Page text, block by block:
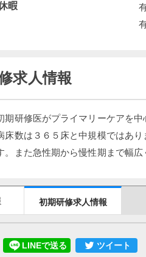
暇
求人情報
期研修医がプライマリーケアを
床数は３６５床と中規模ではあ
。また急性期から慢性期まで幅広
初期研修求人情報
LINEで送る ツイート